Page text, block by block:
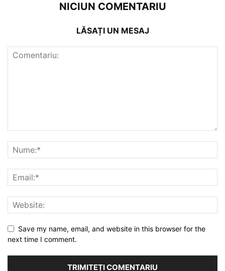
NICIUN COMENTARIU
LĂSAȚI UN MESAJ
Save my name, email, and website in this browser for the
next time I comment.